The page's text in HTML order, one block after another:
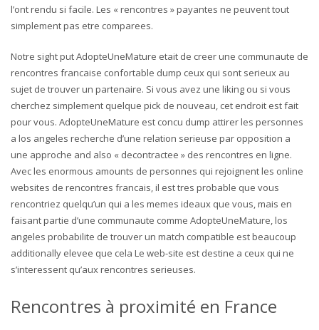
l’ont rendu si facile. Les « rencontres » payantes ne peuvent tout
simplement pas etre comparees.
Notre sight put AdopteUneMature etait de creer une communaute de
rencontres francaise confortable dump ceux qui sont serieux au
sujet de trouver un partenaire. Si vous avez une liking ou si vous
cherchez simplement quelque pick de nouveau, cet endroit est fait
pour vous. AdopteUneMature est concu dump attirer les personnes
a los angeles recherche d’une relation serieuse par opposition a
une approche and also « decontractee » des rencontres en ligne.
Avec les enormous amounts de personnes qui rejoignent les online
websites de rencontres francais, il est tres probable que vous
rencontriez quelqu’un qui a les memes ideaux que vous, mais en
faisant partie d’une communaute comme AdopteUneMature, los
angeles probabilite de trouver un match compatible est beaucoup
additionally elevee que cela Le web-site est destine a ceux qui ne
s’interessent qu’aux rencontres serieuses.
Rencontres à proximité en France